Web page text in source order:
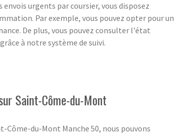
urgents par coursier, vous disposez
Par exemple, vous pouvez opter pour un
De plus, vous pouvez consulter l'état
à notre système de suivi.
Saint-Côme-du-Mont
Côme-du-Mont Manche 50, nous pouvons